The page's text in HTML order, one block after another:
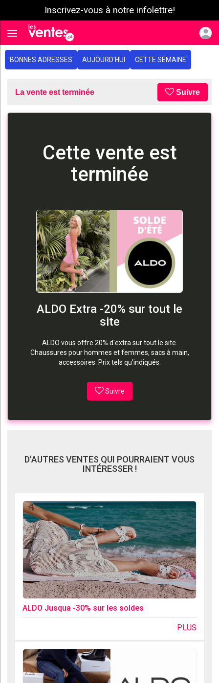
Inscrivez-vous à notre infolettre!
Toggle navigation
BONNES ADRESSES AUJOURD'HUI CETTE SEMAINE
La vente est terminée Suivre
Cette vente est
terminée
ALDO Extra -20% sur tout le
site
ALDO vous offre 20% d'extra sur tout le site.
Chaussures pour hommes et femmes, sacs à main,
accessoires. Prix tels qu'indiqués.
Suivre
D'AUTRES VENTES QUI POURRAIENT VOUS
INTÉRESSER !
ALDO Jusqua -30% sur les soldes
PLUS